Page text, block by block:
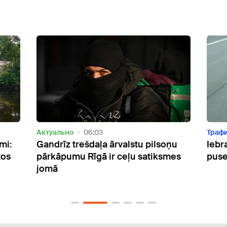
Трафик 07:39
Iebraukšanai Rīgā no Jelgavas
puses atvērts jaunais pārvads